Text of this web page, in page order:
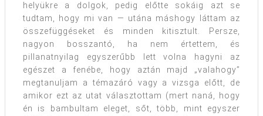
helyükre a dolgok, pedig előtte sokáig azt se
tudtam, hogy mi van — utána máshogy láttam az
összefüggéseket és minden kitisztult. Persze,
nagyon bosszantó, ha nem értettem, és
pillanatnyilag egyszerűbb lett volna hagyni az
egészet a fenébe, hogy aztán majd „valahogy”
megtanuljam a témazáró vagy a vizsga előtt, de
amikor ezt az utat választottam (mert naná, hogy
én is bambultam eleget, sőt, több, mint egyszer